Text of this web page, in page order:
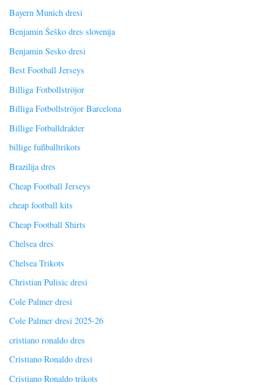
Bayern Munich dresi
Benjamin Šeško dres slovenija
Benjamin Sesko dresi
Best Football Jerseys
Billiga Fotbollströjor
Billiga Fotbollströjor Barcelona
Billige Fotballdrakter
billige fußballtrikots
Brazilija dres
Cheap Football Jerseys
cheap football kits
Cheap Football Shirts
Chelsea dres
Chelsea Trikots
Christian Pulisic dresi
Cole Palmer dresi
Cole Palmer dresi 2025-26
cristiano ronaldo dres
Cristiano Ronaldo dresi
Cristiano Ronaldo trikots